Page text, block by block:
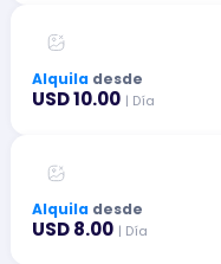
Alquila desde
USD 10.00 | Día
Alquila desde
USD 8.00 | Día